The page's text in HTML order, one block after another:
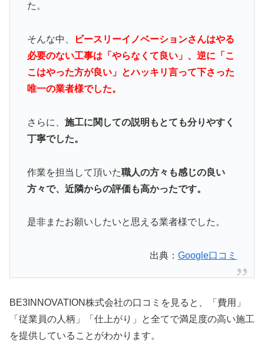
た。
そんな中、
ビースリーイノベーションさんはやる
必要のない工事は「やらなくて良い」、逆に「こ
こはやった方が良い」とハッキリ言って下さった
唯一の業者様でした。
さらに、 施工に関しての説明もとても分りやすく
丁寧でした。
作業を担当して頂いた職人の方々も感じの良い
方々で、近隣からの評価も高かったです。
是非またお願いしたいと思える業者様でした。
出典：Google口コミ
BE3INNOVATION株式会社の口コミを見ると、「費用」
「従業員の人柄」「仕上がり」と全てで満足度の高い施工
を提供していることがわかります。